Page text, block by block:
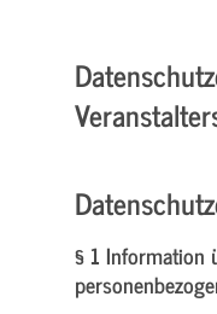
§ 1 Information